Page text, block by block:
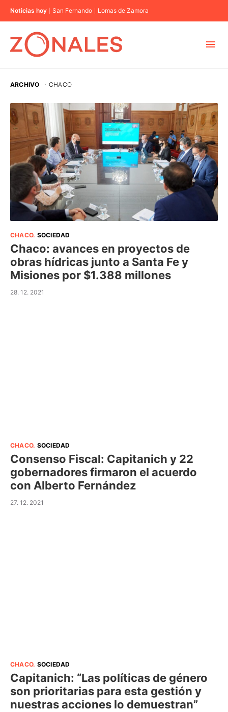
Noticias hoy San Fernando Lomas de Zamora
CABA
BUENOS AIRES
PROVINCIAS
ELECCIONES 2023
ARCHIVO · CHACO
CHACO. SOCIEDAD
Chaco: avances en proyectos de
obras hídricas junto a Santa Fe y
Misiones por $1.388 millones
28. 12. 2021
CHACO. SOCIEDAD
Consenso Fiscal: Capitanich y 22
gobernadores firmaron el acuerdo
con Alberto Fernández
27. 12. 2021
CHACO. SOCIEDAD
Capitanich: “Las políticas de género
son prioritarias para esta gestión y
nuestras acciones lo demuestran”